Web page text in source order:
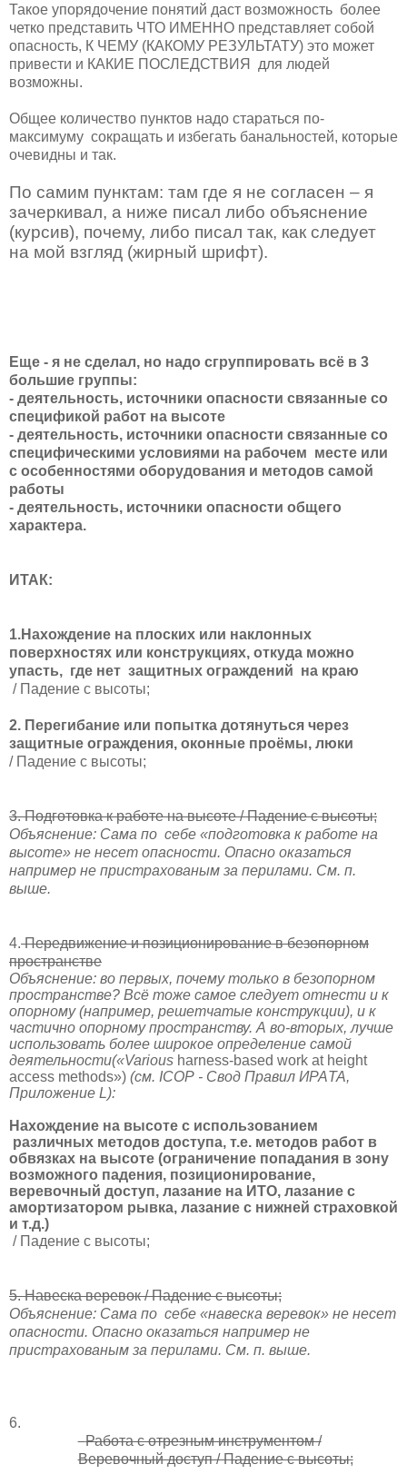
Такое упорядочение понятий даст возможность более
четко представить ЧТО ИМЕННО представляет собой
опасность, К ЧЕМУ (КАКОМУ РЕЗУЛЬТАТУ) это может
привести и КАКИЕ ПОСЛЕДСТВИЯ
для людей
возможны.
Общее количество пунктов надо стараться по-
максимуму сокращать и избегать банальностей, которые
очевидны и так.
По самим пунктам: там где я не согласен – я
зачеркивал, а ниже писал либо объяснение
(курсив), почему, либо писал так, как следует
на мой взгляд (жирный шрифт).
Еще - я не сделал, но надо сгруппировать всё в 3
большие группы:
- деятельность, источники опасности связанные со
спецификой работ на высоте
- деятельность, источники опасности связанные со
специфическими условиями на рабочем месте или
с особенностями оборудования и методов самой
работы
- деятельность, источники опасности общего
характера.
ИТАК:
1.Нахождение на плоских или наклонных
поверхностях или конструкциях, откуда можно
упасть, где нет защитных ограждений на краю
/ Падение с высоты;
2. Перегибание или попытка дотянуться через
защитные ограждения, оконные проёмы, люки
/ Падение с высоты;
3. Подготовка к работе на высоте / Падение с высоты;
Объяснение: Сама по себе «подготовка к работе на
высоте» не несет опасности. Опасно оказаться
например не пристрахованым за перилами. См. п.
выше.
4.Передвижение и позиционирование в безопорном
пространстве
Объяснение: во первых, почему только в безопорном
пространстве? Всё тоже самое следует отнести и к
опорному (например, решетчатые конструкции), и к
частично опорному пространству. А во-вторых, лучше
использовать более широкое определение самой
деятельности(«Various harness-based work at height
access methods») (см. ICOP - Свод Правил ИРАTA,
Приложение L):
Нахождение на высоте с использованием
различных методов доступа, т.е. методов работ в
обвязках на высоте (ограничение попадания в зону
возможного падения, позиционирование,
веревочный доступ, лазание на ИТО, лазание с
амортизатором рывка, лазание с нижней страховкой
и т.д.)
/ Падение с высоты;
5. Навеска веревок / Падение с высоты;
Объяснение: Сама по себе «навеска веревок» не несет
опасности. Опасно оказаться например не
пристрахованым за перилами. См. п. выше.
6.
Работа с отрезным инструментом /
Веревочный доступ / Падение с высоты;